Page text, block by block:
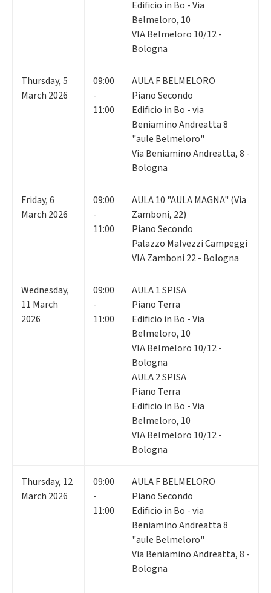
Edificio in Bo - Via
Belmeloro, 10
VIA Belmeloro 10/12 -
Bologna
Thursday,5
March 2026
09:00
-
11:00
AULA F BELMELORO
Piano Secondo
Edificio in Bo - via
Beniamino Andreatta 8
"aule Belmeloro"
Via Beniamino Andreatta, 8 -
Bologna
Friday,6
March 2026
09:00
-
11:00
AULA 10 "AULA MAGNA" (Via
Zamboni, 22)
Piano Secondo
Palazzo Malvezzi Campeggi
VIA Zamboni 22 - Bologna
Wednesday,
11 March
2026
09:00
-
11:00
AULA 1 SPISA
Piano Terra
Edificio in Bo - Via
Belmeloro, 10
VIA Belmeloro 10/12 -
Bologna
AULA 2 SPISA
Piano Terra
Edificio in Bo - Via
Belmeloro, 10
VIA Belmeloro 10/12 -
Bologna
Thursday, 12
March 2026
09:00
-
11:00
AULA F BELMELORO
Piano Secondo
Edificio in Bo - via
Beniamino Andreatta 8
"aule Belmeloro"
Via Beniamino Andreatta, 8 -
Bologna